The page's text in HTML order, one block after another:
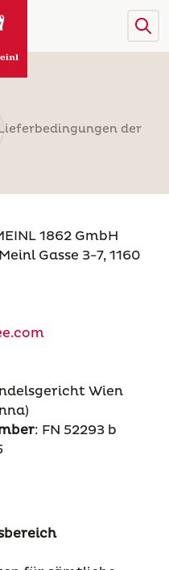
der
1862 GmbH
Gasse 3-7, 1160
Wien
: FN 52293 b